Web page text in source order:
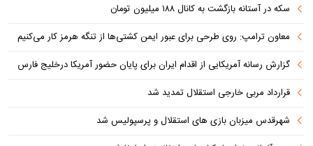
سکه در آستانه بازگشت به کانال ۱۸۸ میلیون تومان
معاون ترامپ: روی طرحی برای عبور ایمن کشتی‌ها از تنگه هرمز کار می‌کنیم
گزارش رسانه آمریکایی از اقدام ایران برای پایان حضور آمریکا درخلیج فارس
قرارداد مربی خارجی استقلال تمدید شد
شهرقدس میزبان بازی های استقلال و پرسپولیس شد